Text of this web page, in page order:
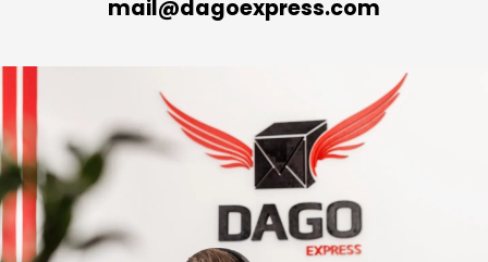
mail@dagoexpress.com